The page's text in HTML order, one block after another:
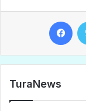
TuraNews